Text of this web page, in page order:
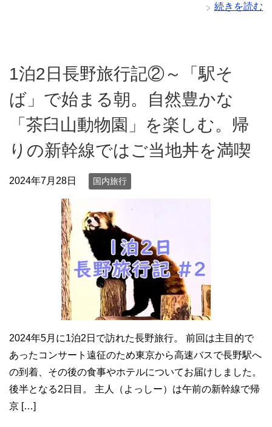
続きを読む
1泊2日長野旅行記②～「駅そ
ば」で始まる朝。自然豊かな
「茶臼山動物園」を楽しむ。帰
りの新幹線ではご当地丼を満喫
2024年7月28日 国内旅行
2024年5月に1泊2日で訪れた長野旅行。 前回は主目的で
あったコンサート遠征のため東京から高速バスで長野駅へ
の到着、その後の食事やホテルについてお届けしました。
後半となる2日目。 主人（よっしー）は午前の新幹線で帰
京 […]